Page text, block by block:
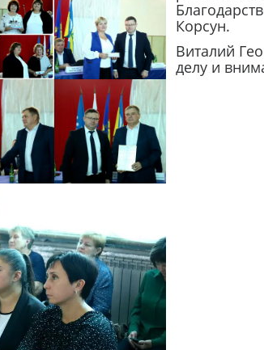
Корсун.
Виталий
делу и